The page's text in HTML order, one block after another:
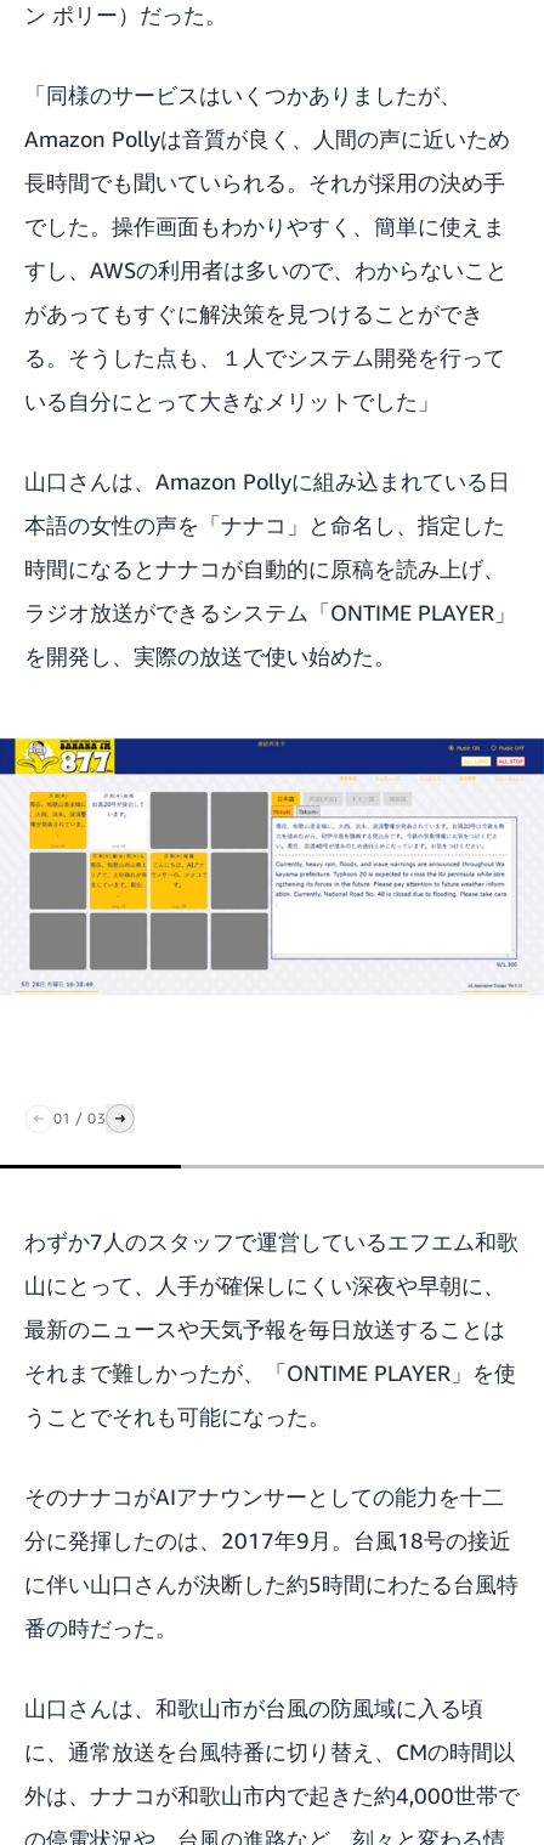
ン ポリー）だった。
「同様のサービスはいくつかありましたが、
Amazon Pollyは音質が良く、人間の声に近いため
長時間でも聞いていられる。それが採用の決め手
でした。操作画面もわかりやすく、簡単に使えま
すし、AWSの利用者は多いので、わからないこと
があってもすぐに解決策を見つけることができ
る。そうした点も、１人でシステム開発を行って
いる自分にとって大きなメリットでした」
山口さんは、Amazon Pollyに組み込まれている日
本語の女性の声を「ナナコ」と命名し、指定した
時間になるとナナコが自動的に原稿を読み上げ、
ラジオ放送ができるシステム「ONTIME PLAYER」
を開発し、実際の放送で使い始めた。
01 / 03
わずか7人のスタッフで運営しているエフエム和歌
山にとって、人手が確保しにくい深夜や早朝に、
最新のニュースや天気予報を毎日放送することは
それまで難しかったが、「ONTIME PLAYER」を使
うことでそれも可能になった。
そのナナコがAIアナウンサーとしての能力を十二
分に発揮したのは、2017年9月。台風18号の接近
に伴い山口さんが決断した約5時間にわたる台風特
番の時だった。
山口さんは、和歌山市が台風の防風域に入る頃
に、通常放送を台風特番に切り替え、CMの時間以
外は、ナナコが和歌山市内で起きた約4,000世帯で
の停電状況や、台風の進路など、刻々と変わる情